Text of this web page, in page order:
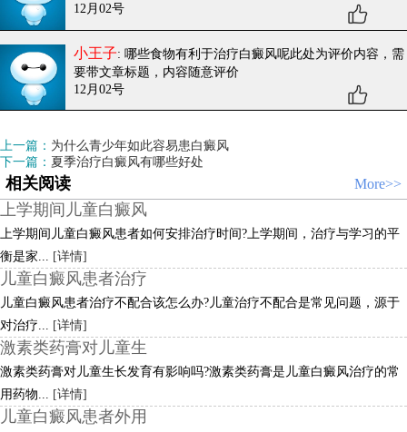
12月02号
小王子: 哪些食物有利于治疗白癜风呢此处为评价内容，需
要带文章标题，内容随意评价
12月02号
上一篇： 为什么青少年如此容易患白癜风
下一篇： 夏季治疗白癜风有哪些好处
相关阅读 More>>
上学期间儿童白癜风
上学期间儿童白癜风患者如何安排治疗时间?上学期间，治疗与学习的平
衡是家... [详情]
儿童白癜风患者治疗
儿童白癜风患者治疗不配合该怎么办?儿童治疗不配合是常见问题，源于
对治疗... [详情]
激素类药膏对儿童生
激素类药膏对儿童生长发育有影响吗?激素类药膏是儿童白癜风治疗的常
用药物... [详情]
儿童白癜风患者外用